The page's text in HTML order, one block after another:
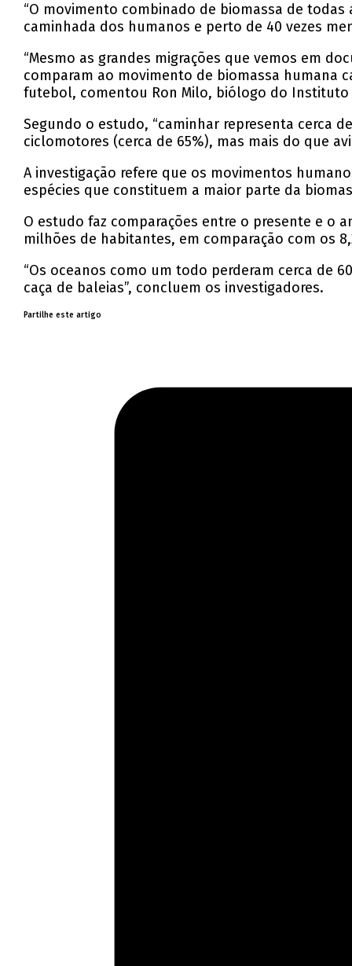
“O movimento combinado de biomassa de
caminhada dos humanos e perto de 40 vezes
“Mesmo as grandes migrações que vemos em
comparam ao movimento de biomassa humana
futebol, comentou Ron Milo, biólogo do Instituto
Segundo o estudo, “caminhar representa cerca
ciclomotores (cerca de 65%), mas mais do que
A investigação refere que os movimentos
espécies que constituem a maior parte da
O estudo faz comparações entre o presente e o
milhões de habitantes, em comparação com os
“Os oceanos como um todo perderam cerca de
caça de baleias”, concluem os investigadores.
Partilhe este artigo